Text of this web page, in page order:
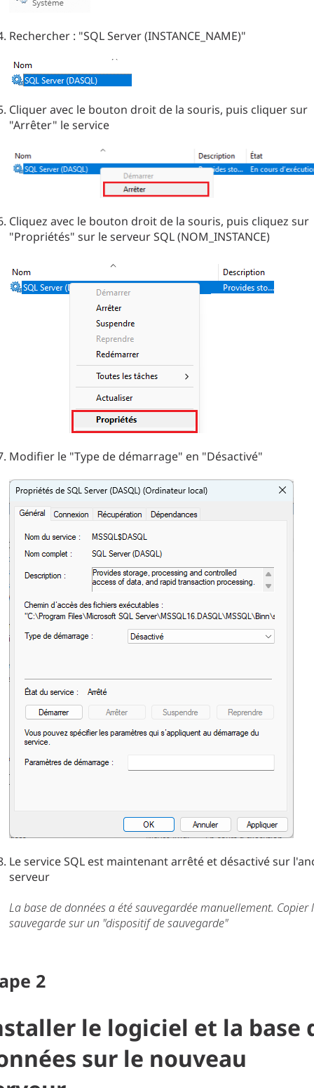
Rechercher : "SQL Server (INSTANCE_NAME)"
Cliquer avec le bouton droit de la souris, puis cliquer sur
"Arrêter" le service
Cliquez avec le bouton droit de la souris, puis cliquez sur
"Propriétés" sur le serveur SQL (NOM_INSTANCE)
Modifier le "Type de démarrage" en "Désactivé"
Le service SQL est maintenant arrêté et désactivé sur
serveur
La base de données a été sauvegardée manuellement. Copier
sauvegarde sur un "dispositif de sauvegarde"
2
le logiciel et la base
sur le nouveau